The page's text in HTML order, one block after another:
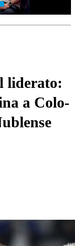
liderato:
a Colo-